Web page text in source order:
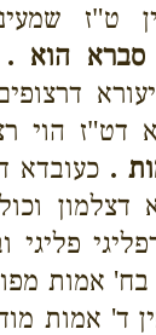
ט"ז
סברא הוא .
דט"ז הוי
. כעובדא
דצלמון
פליגי
בח' אמות
ד' אמות